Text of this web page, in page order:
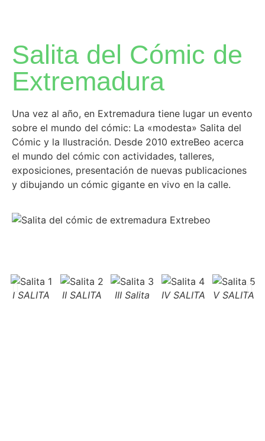
Salita del Cómic de
Extremadura
Una vez al año, en Extremadura tiene lugar un evento
sobre el mundo del cómic: La «modesta» Salita del
Cómic y la Ilustración. Desde 2010 extreBeo acerca
el mundo del cómic con actividades, talleres,
exposiciones, presentación de nuevas publicaciones
y dibujando un cómic gigante en vivo en la calle.
I SALITA II SALITA III Salita IV SALITA V SALITA